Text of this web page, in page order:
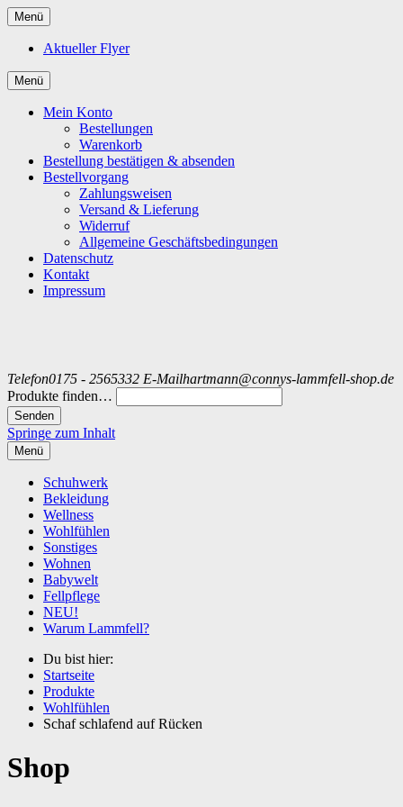
Menü
Aktueller Flyer
Menü
Mein Konto
Bestellungen
Warenkorb
Bestellung bestätigen & absenden
Bestellvorgang
Zahlungsweisen
Versand & Lieferung
Widerruf
Allgemeine Geschäftsbedingungen
Datenschutz
Kontakt
Impressum
Telefon0175 - 2565332 E-Mailhartmann@connys-lammfell-shop.de
Produkte finden…
Springe zum Inhalt
Menü
Schuhwerk
Bekleidung
Wellness
Wohlfühlen
Sonstiges
Wohnen
Babywelt
Fellpflege
NEU!
Warum Lammfell?
Du bist hier:
Startseite
Produkte
Wohlfühlen
Schaf schlafend auf Rücken
Shop